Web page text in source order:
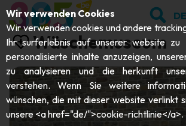
BESUCHEN
Abteien & Religiöse Monumente
ENTDECKEN
DE
Wäschemuseum
Wir verwenden Cookies
Wir verwenden cookies und andere
Ihr surferlebnis auf unserer website zu
personalisierte inhalte anzuzeigen,
zu analysieren und die herkunft
verstehen. Wenn Sie weitere
wünschen, die mit dieser website verlinkt
unsere <a href="de/">cookie-richtlinie</a>.